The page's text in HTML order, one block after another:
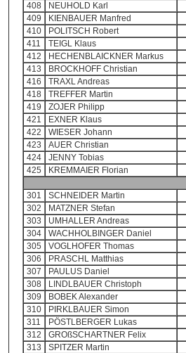
408
NEUHOLD Karl
409
KIENBAUER Manfred
410
POLITSCH Robert
411
TEIGL Klaus
412
HECHENBLAICKNER Markus
413
BROCKHOFF Christian
416
TRAXL Andreas
418
TREFFER Martin
419
ZOJER Philipp
421
EXNER Klaus
422
WIESER Johann
423
AUER Christian
424
JENNY Tobias
425
KREMMAIER Florian
301
SCHNEIDER Martin
302
MATZNER Stefan
303
UMHALLER Andreas
304
WACHHOLBINGER Daniel
305
VOGLHOFER Thomas
306
PRASCHL Matthias
307
PAULUS Daniel
308
LINDLBAUER Christoph
309
BOBEK Alexander
310
PIRKLBAUER Simon
311
PÖSTLBERGER Lukas
312
GROßSCHARTNER Felix
313
SPITZER Martin